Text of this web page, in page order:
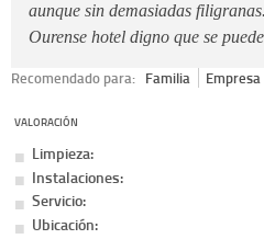
aunque sin demasiadas
Ourense hotel digno que se
Recomendado para: Familia Empresa
VALORACIÓN
Limpieza:
Instalaciones:
Servicio:
Ubicación: